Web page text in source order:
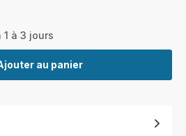
1 à 3 jours
au panier